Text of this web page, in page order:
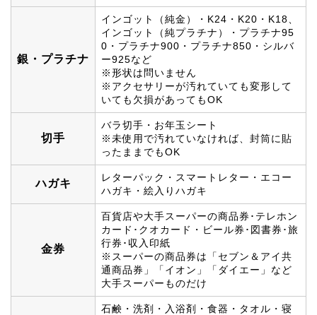
銀・プラチナ
インゴット（純金）・K24・K20・K18、
インゴット（純プラチナ）・プラチナ95
0・プラチナ900・プラチナ850・シルバ
ー925など
※形状は問いません
※アクセサリーが汚れていても変形して
いても欠損があってもOK
切手
バラ切手・お年玉シート
※未使用で汚れていなければ、封筒に貼
ったままでもOK
ハガキ
レターパック・スマートレター・エコー
ハガキ・絵入りハガキ
金券
百貨店や大手スーパーの商品券･テレホン
カード･クオカード・ビール券･図書券･旅
行券･収入印紙
※スーパーの商品券は「セブン＆アイ共
通商品券」「イオン」「ダイエー」など
大手スーパーものだけ
石鹸・洗剤・入浴剤・食器・タオル・寝